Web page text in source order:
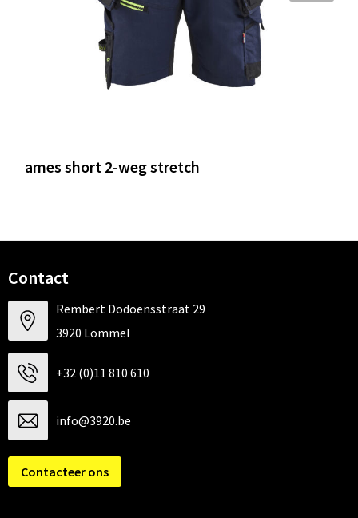
ames short 2-weg stretch
Contact
Rembert Dodoensstraat 29
3920 Lommel
+32 (0)11 810 610
info@3920.be
Contacteer ons